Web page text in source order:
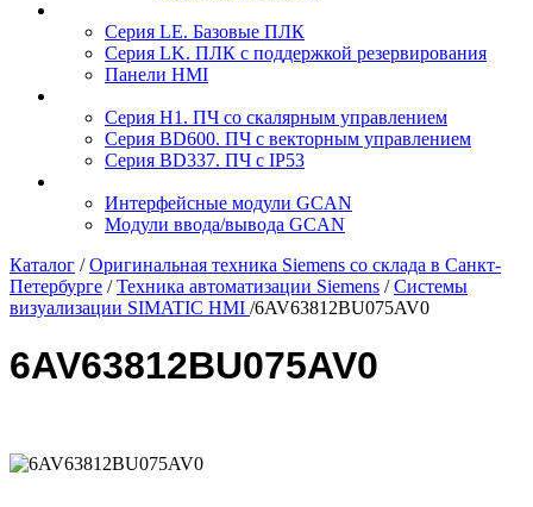
Серия LE. Базовые ПЛК
Серия LK. ПЛК с поддержкой резервирования
Панели HMI
Серия H1. ПЧ со скалярным управлением
Серия BD600. ПЧ с векторным управлением
Серия BD337. ПЧ с IP53
Интерфейсные модули GCAN
Модули ввода/вывода GCAN
Каталог / Оригинальная техника Siemens со склада в Санкт-
Петербурге / Техника автоматизации Siemens / Системы
визуализации SIMATIC HMI /6AV63812BU075AV0
6AV63812BU075AV0